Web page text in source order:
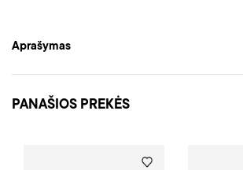
Aprašymas
PANAŠIOS PREKĖS